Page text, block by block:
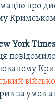
про
York Times
за умов